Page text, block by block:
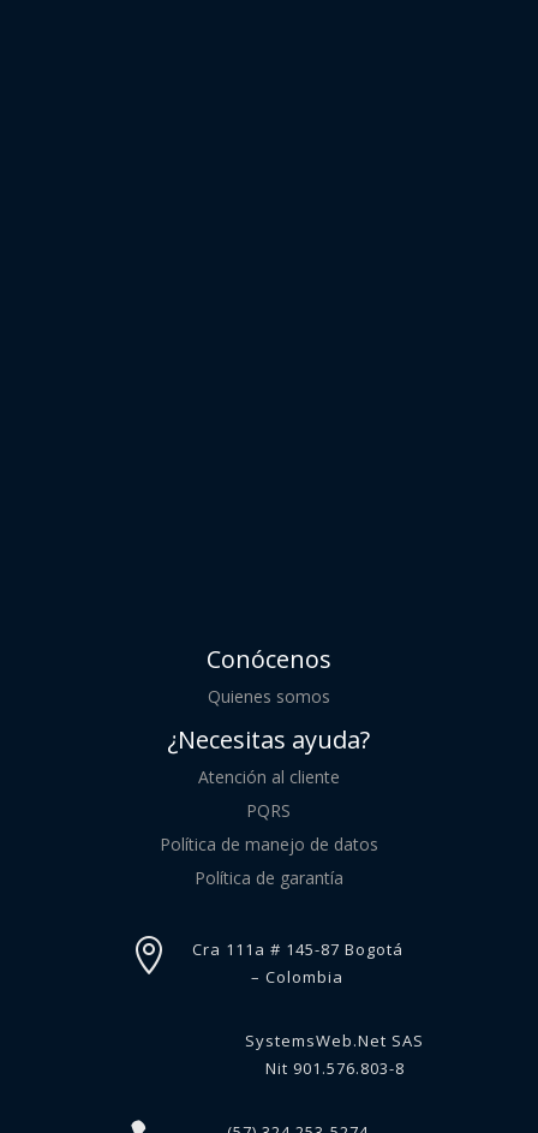
Conócenos
Quienes somos
¿Necesitas ayuda?
Atención al cliente
PQRS
Política de manejo de datos
Política de garantía

Cra 111a # 145-87 Bogotá
– Colombia
SystemsWeb.Net SAS
Nit 901.576.803-8